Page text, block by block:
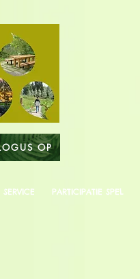
OP
SERVICE PARTICIPATIE SPEL